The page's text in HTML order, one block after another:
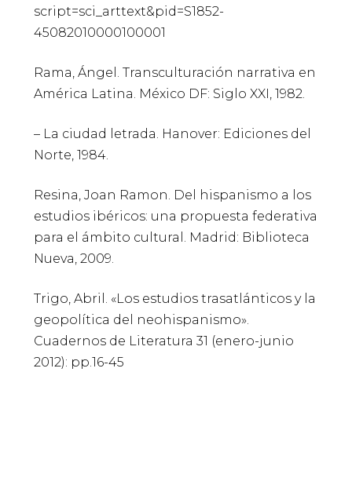
script=sci_arttext&pid=S1852-
45082010000100001
Rama, Ángel. Transculturación narrativa en
América Latina. México DF: Siglo XXI, 1982.
– La ciudad letrada. Hanover: Ediciones del
Norte, 1984.
Resina, Joan Ramon. Del hispanismo a los
estudios ibéricos: una propuesta federativa
para el ámbito cultural. Madrid: Biblioteca
Nueva, 2009.
Trigo, Abril. «Los estudios trasatlánticos y la
geopolítica del neohispanismo».
Cuadernos de Literatura 31 (enero-junio
2012): pp.16-45